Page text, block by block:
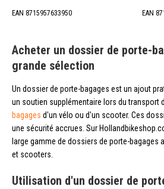
EAN 8715957633950 EAN
Acheter un dossier de porte-
grande sélection
Un dossier de porte-bagages est un ajout
un soutien supplémentaire lors du transport
bagages d'un vélo ou d'un scooter. Ces
une sécurité accrues. Sur
large gamme de dossiers de porte-bagages
et scooters.
Utilisation d'un dossier de